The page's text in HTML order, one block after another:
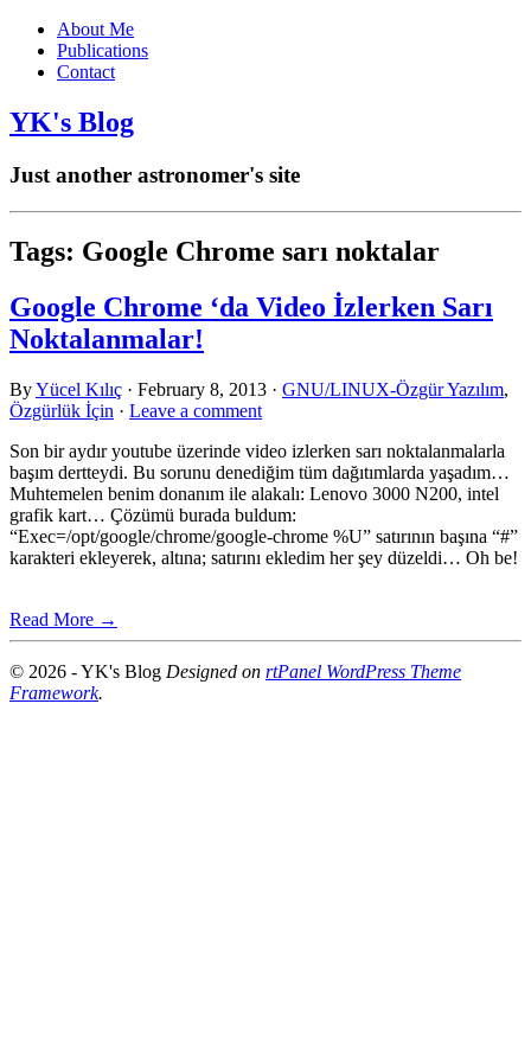
About Me
Publications
Contact
YK's Blog
Just another astronomer's site
Tags: Google Chrome sarı noktalar
Google Chrome ‘da Video İzlerken Sarı
Noktalanmalar!
ByYücel Kılıç · February 8, 2013 · GNU/LINUX-Özgür Yazılım,
Özgürlük İçin · Leave a comment
Son bir aydır youtube üzerinde video izlerken sarı noktalanmalarla
başım dertteydi. Bu sorunu denediğim tüm dağıtımlarda yaşadım…
Muhtemelen benim donanım ile alakalı: Lenovo 3000 N200, intel
grafik kart… Çözümü burada buldum:
“Exec=/opt/google/chrome/google-chrome %U” satırının başına “#”
karakteri ekleyerek, altına; satırını ekledim her şey düzeldi… Oh be!
Read More →
© 2026 - YK's Blog Designed on rtPanel WordPress Theme
Framework.